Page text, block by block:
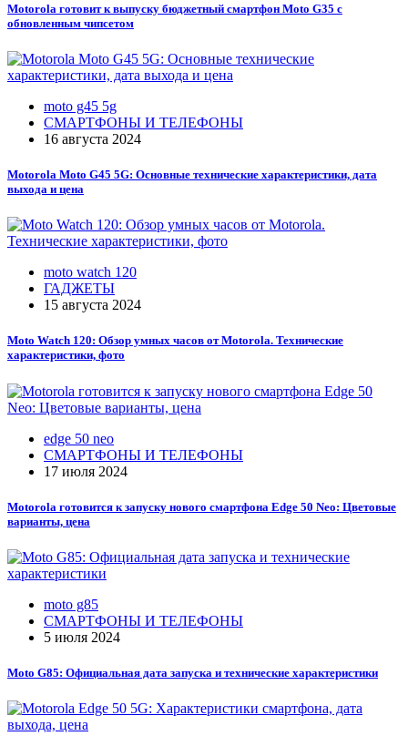
Motorola готовит к выпуску бюджетный смартфон Moto G35 с
обновленным чипсетом
moto g45 5g
СМАРТФОНЫ И ТЕЛЕФОНЫ
16 августа 2024
Motorola Moto G45 5G: Основные технические характеристики, дата
выхода и цена
moto watch 120
ГАДЖЕТЫ
15 августа 2024
Moto Watch 120: Обзор умных часов от Motorola. Технические
характеристики, фото
edge 50 neo
СМАРТФОНЫ И ТЕЛЕФОНЫ
17 июля 2024
Motorola готовится к запуску нового смартфона Edge 50 Neo: Цветовые
варианты, цена
moto g85
СМАРТФОНЫ И ТЕЛЕФОНЫ
5 июля 2024
Moto G85: Официальная дата запуска и технические характеристики